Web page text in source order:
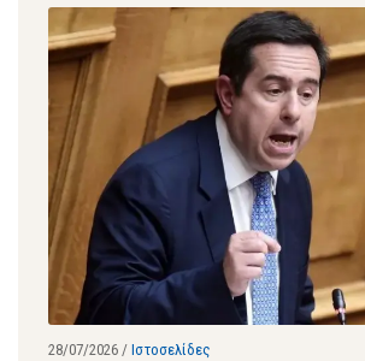
24/07/2026/Δελτία Τύπου